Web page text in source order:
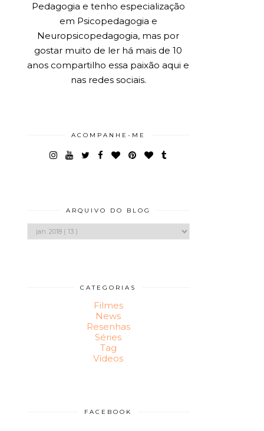
Pedagogia e tenho especialização
em Psicopedagogia e
Neuropsicopedagogia, mas por
gostar muito de ler há mais de 10
anos compartilho essa paixão aqui e
nas redes sociais.
ACOMPANHE-ME
ARQUIVO DO BLOG
CATEGORIAS
Filmes
News
Resenhas
Séries
Tag
Vídeos
FACEBOOK